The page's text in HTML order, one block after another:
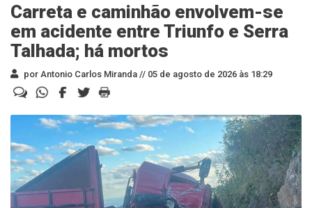
Carreta e caminhão envolvem-se
em acidente entre Triunfo e Serra
Talhada; há mortos
por Antonio Carlos Miranda // 05 de agosto de 2026 às 18:29